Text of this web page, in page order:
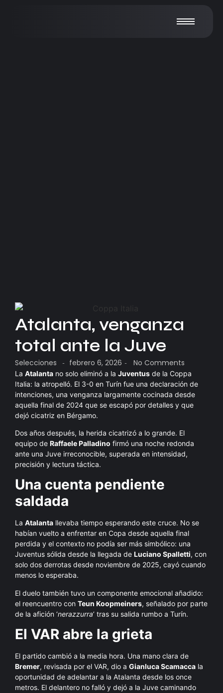
Atalanta, venganza
total ante la Juve
Selecciones - febrero 6, 2026 - No Comments
La Atalanta no solo eliminó a la Juventus de la Coppa
Italia: la atropelló. El 3-0 en Turín fue una declaración de
intenciones, una venganza largamente cocinada desde
aquella final de 2024 que se escapó por detalles y que
dejó cicatriz en Bérgamo.
Dos años después, la herida cicatrizó a lo grande. El
equipo de Raffaele Palladino firmó una noche redonda
ante una Juve irreconocible, superada en intensidad,
precisión y lectura táctica.
Una cuenta pendiente
saldada
La Atalanta llevaba tiempo esperando este cruce. No se
habían vuelto a enfrentar en Copa desde aquella final
perdida y el contexto no podía ser más simbólico: una
Juventus sólida desde la llegada de Luciano Spalletti, con
solo dos derrotas desde noviembre de 2025, cayó cuando
menos lo esperaba.
El duelo también tuvo un componente emocional añadido:
el reencuentro con Teun Koopmeiners, señalado por parte
de la afición ‘nerazzurra’ tras su salida rumbo a Turín.
El VAR abre la grieta
El partido cambió a la media hora. Una mano clara de
Bremer, revisada por el VAR, dio a Gianluca Scamacca la
oportunidad de adelantar a la Atalanta desde los once
metros. El delantero no falló y dejó a la Juve caminando